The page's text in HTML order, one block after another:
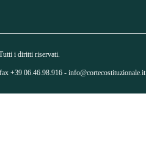
i diritti riservati.
+39 06.46.98.916 - info@cortecostituzionale.it